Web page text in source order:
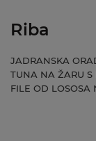
Riba
JADRANSKA
TUNA NA ŽARU S
FILE OD LOSOSA